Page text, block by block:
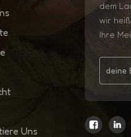
Uns
dem
wir
Ihre